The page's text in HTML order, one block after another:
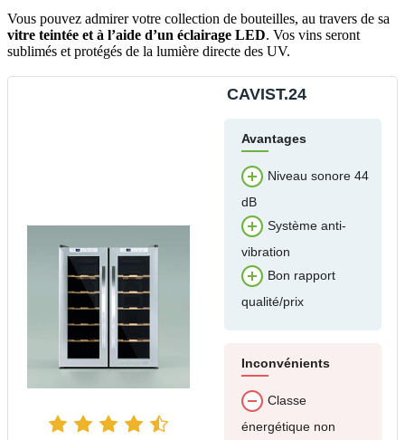
Vous pouvez admirer votre collection de bouteilles, au travers de sa
vitre teintée et à l’aide d’un éclairage LED. Vos vins seront
sublimés et protégés de la lumière directe des UV.
CAVIST.24
Avantages
Niveau sonore 44
dB
Système anti-
vibration
Bon rapport
qualité/prix
Inconvénients
Classe
énergétique non